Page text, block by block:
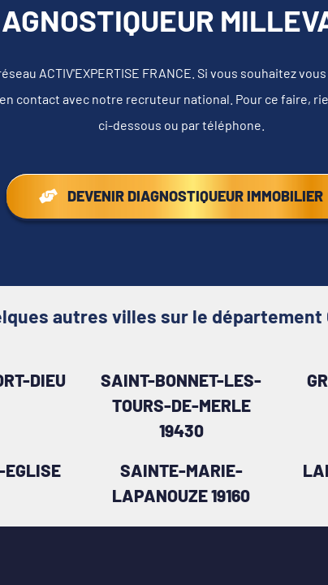
ACTIV'EXPERTISE FRANCE. Si vous souhaitez
contact avec notre recruteur national. Pour ce
ci-dessous ou par téléphone.
DEVENIR DIAGNOSTIQUEUR IMMOBILIER
autres villes sur le département
DIEU
SAINT-BONNET-LES-
TOURS-DE-MERLE
19430
SAINTE-MARIE-
LAPANOUZE 19160